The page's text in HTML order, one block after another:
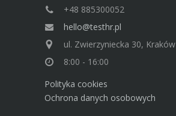
+48 885300052
hello@testhr.pl
ul. Zwierzyniecka 30, Kraków
8:00 - 16:00
Polityka cookies
Ochrona danych osobowych